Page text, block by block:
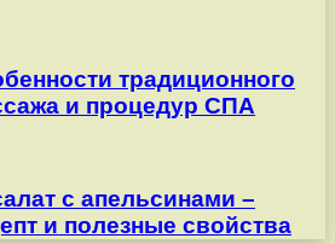
традиционного
и процедур СПА
с апельсинами –
и полезные свойства